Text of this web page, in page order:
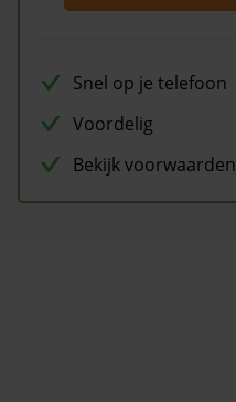
Snel op je telefoon
Voordelig
Bekijk voorwaarden